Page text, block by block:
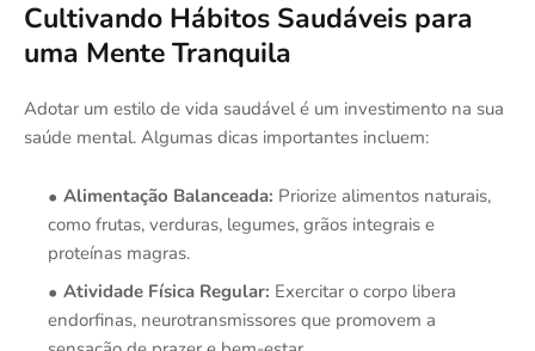
Cultivando Hábitos Saudáveis para
uma Mente Tranquila
Adotar um estilo de vida saudável é um investimento na sua
saúde mental. Algumas dicas importantes incluem:
Alimentação Balanceada: Priorize alimentos naturais,
como frutas, verduras, legumes, grãos integrais e
proteínas magras.
Atividade Física Regular: Exercitar o corpo libera
endorfinas, neurotransmissores que promovem a